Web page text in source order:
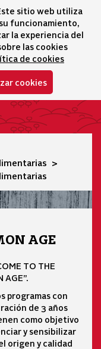
sitio web utiliza
funcionamiento,
la experiencia del
las cookies
de cookies
cookies
Sélecteur de
icono
AGE
TO THE
AGE”.
programas con
de 3 años
como objetivo
y sensibilizar
origen y calidad